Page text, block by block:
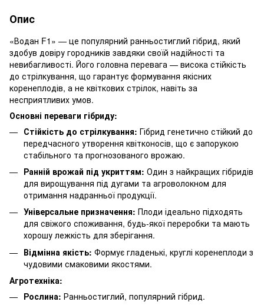
Опис
«Водан F1» — це популярний ранньостиглий гібрид, який
здобув довіру городників завдяки своїй надійності та
невибагливості. Його головна перевага — висока стійкість
до стрілкування, що гарантує формування якісних
коренеплодів, а не квіткових стрілок, навіть за
несприятливих умов.
Основні переваги гібриду:
Стійкість до стрілкування: Гібрид генетично стійкий до
передчасного утворення квітконосів, що є запорукою
стабільного та прогнозованого врожаю.
Ранній врожай під укриттям: Один з найкращих гібридів
для вирощування під дугами та агроволокном для
отримання надранньої продукції.
Універсальне призначення: Плоди ідеально підходять
для свіжого споживання, будь-якої переробки та мають
хорошу лежкість для зберігання.
Відмінна якість: Формує гладенькі, круглі коренеплоди з
чудовими смаковими якостями.
Агротехніка:
Рослина: Ранньостиглий, популярний гібрид.